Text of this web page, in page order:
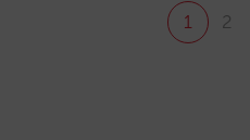
1 2